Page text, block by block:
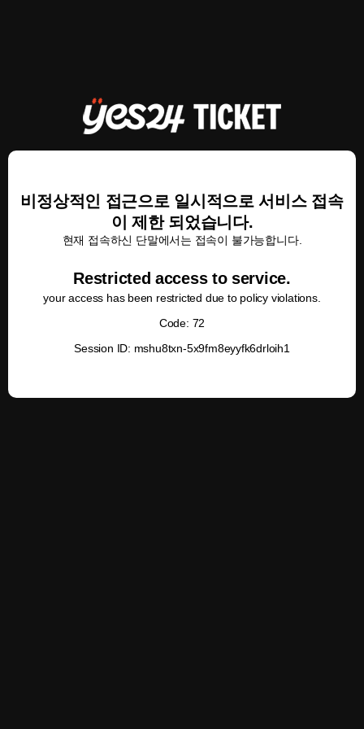
비정상적인 접근으로 일시적으로 서비스 접속
이 제한 되었습니다.
현재 접속하신 단말에서는 접속이 불가능합니다.
Restricted access to service.
your access has been restricted due to policy violations.
Code: 72
Session ID: mshu8txn-5x9fm8eyyfk6drloih1